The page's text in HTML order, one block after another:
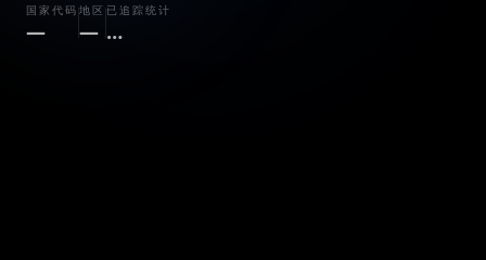
国家代码
—
地区
—
已追踪统计
…